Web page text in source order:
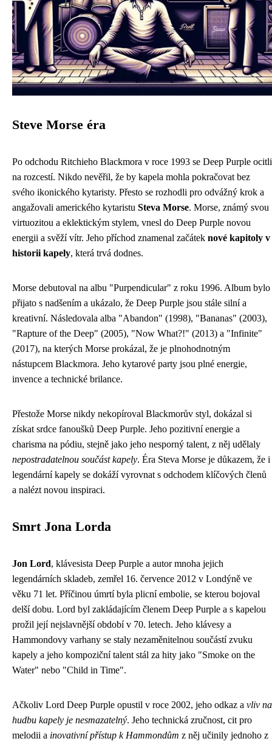
Steve Morse éra
Po odchodu Ritchieho Blackmora v roce 1993 se Deep Purple ocitli
na rozcestí. Nikdo nevěřil, že by kapela mohla pokračovat bez
svého ikonického kytaristy. Přesto se rozhodli pro odvážný krok a
angažovali amerického kytaristu Steva Morse. Morse, známý svou
virtuozitou a eklektickým stylem, vnesl do Deep Purple novou
energii a svěží vítr. Jeho příchod znamenal začátek nové kapitoly v
historii kapely, která trvá dodnes.
Morse debutoval na albu "Purpendicular" z roku 1996. Album bylo
přijato s nadšením a ukázalo, že Deep Purple jsou stále silní a
kreativní. Následovala alba "Abandon" (1998), "Bananas" (2003),
"Rapture of the Deep" (2005), "Now What?!" (2013) a "Infinite"
(2017), na kterých Morse prokázal, že je plnohodnotným
nástupcem Blackmora. Jeho kytarové party jsou plné energie,
invence a technické brilance.
Přestože Morse nikdy nekopíroval Blackmorův styl, dokázal si
získat srdce fanoušků Deep Purple. Jeho pozitivní energie a
charisma na pódiu, stejně jako jeho nesporný talent, z něj udělaly
nepostradatelnou součást kapely. Éra Steva Morse je důkazem, že i
legendární kapely se dokáží vyrovnat s odchodem klíčových členů
a nalézt novou inspiraci.
Smrt Jona Lorda
Jon Lord, klávesista Deep Purple a autor mnoha jejich
legendárních skladeb, zemřel 16. července 2012 v Londýně ve
věku 71 let. Příčinou úmrtí byla plicní embolie, se kterou bojoval
delší dobu. Lord byl zakládajícím členem Deep Purple a s kapelou
prožil její nejslavnější období v 70. letech. Jeho klávesy a
Hammondovy varhany se staly nezaměnitelnou součástí zvuku
kapely a jeho kompoziční talent stál za hity jako "Smoke on the
Water" nebo "Child in Time".
Ačkoliv Lord Deep Purple opustil v roce 2002, jeho odkaz a vliv na
hudbu kapely je nesmazatelný. Jeho technická zručnost, cit pro
melodii a inovativní přístup k Hammondům z něj učinily jednoho z